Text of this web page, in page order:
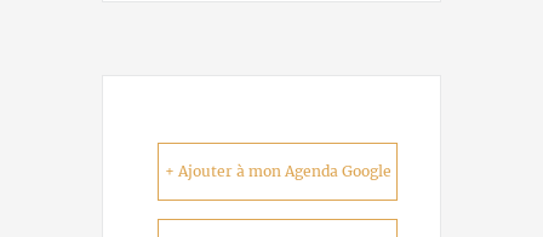
+ Ajouter à mon Agenda Google